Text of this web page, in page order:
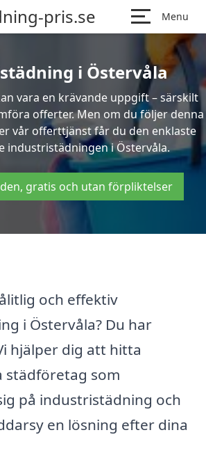
pris.se Menu
i Östervåla
vara en krävande uppgift – särskilt
offerter. Men om du följer denna
vår offerttjänst får du den enklaste
industristädningen i Östervåla.
gratis och utan förpliktelser
och effektiv
i Östervåla? Du har
hjälper dig att hitta
städföretag som
på industristädning och
en lösning efter dina